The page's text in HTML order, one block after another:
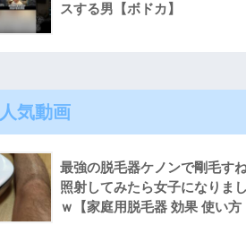
スする男【ボドカ】
人気動画
最強の脱毛器ケノンで剛毛す
照射してみたら女子になりま
ｗ【家庭用脱毛器 効果 使い方